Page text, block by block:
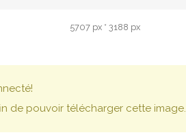
5707 px * 3188 px
de pouvoir télécharger cette image.